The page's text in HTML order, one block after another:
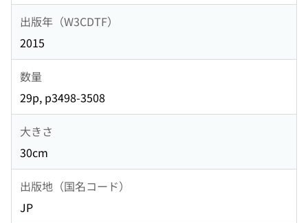
出版年（W3CDTF）
2015
数量
29p, p3498-3508
大きさ
30cm
出版地（国名コード）
JP